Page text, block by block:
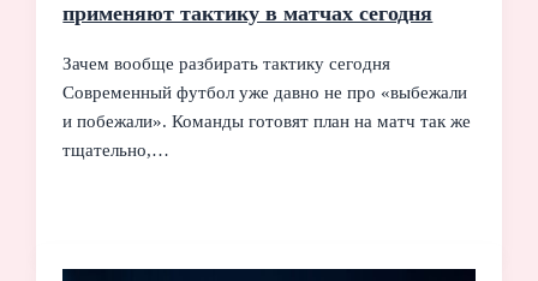
применяют тактику в матчах сегодня
Зачем вообще разбирать тактику сегодня
Современный футбол уже давно не про «выбежали
и побежали». Команды готовят план на матч так же
тщательно,…